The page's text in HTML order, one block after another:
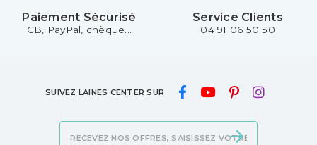
Paiement Sécurisé
CB, PayPal, chèque...
Service Clients
04 91 06 50 50
SUIVEZ LAINES CENTER SUR